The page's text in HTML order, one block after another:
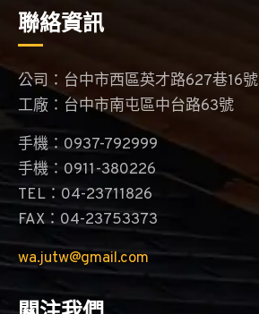
聯絡資訊
公司：台中市西區英才路627巷16號
工廠：台中市南屯區中台路63號
手機：0937-792999
手機：0911-380226
TEL：04-23711826
FAX：04-23753373
wa.jutw@gmail.com